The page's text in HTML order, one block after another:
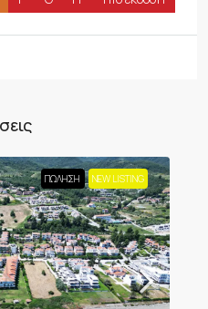
ΠΏΛΗΣΗ NEW LISTING